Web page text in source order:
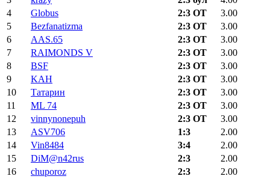
4
Globus 2:3 ОТ
3.00
5
Bezfanatizma 2:3 ОТ
3.00
6
AAS.65 2:3 ОТ
3.00
7
RAIMONDS V 2:3 ОТ
3.00
8
BSF 2:3 ОТ
3.00
9
KAH 2:3 ОТ
3.00
10
Татарин 2:3 ОТ
3.00
11
ML 74 2:3 ОТ
3.00
12
vinnynonepuh 2:3 ОТ
3.00
13
ASV706 1:3
2.00
14
Vin8484 3:4
2.00
15
DiM@n42rus 2:3
2.00
16
chuporoz 2:3
2.00